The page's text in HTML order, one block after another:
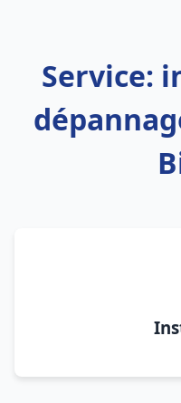
Service: